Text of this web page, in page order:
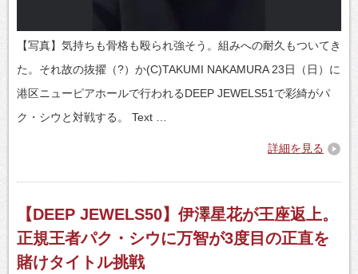
【写真】気持ちも骨格も殴られ強そう。組みへの耐久もついてき
た。それ故の抜擢（?）か(C)TAKUMI NAKAMURA 23日（日）に
港区ニューピアホールで行われるDEEP JEWELS51で彩綺がパ
ク・シウと対戦する。 Text …
詳細を見る
【DEEP JEWELS50】伊澤星花が王座返上。
正規王者パク・シウに万智が3度目の正直を
賭けタイトル挑戦